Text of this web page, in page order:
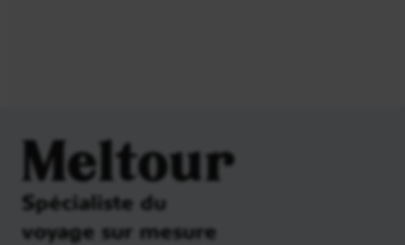
Meltour
Spécialiste du
voyage sur mesure